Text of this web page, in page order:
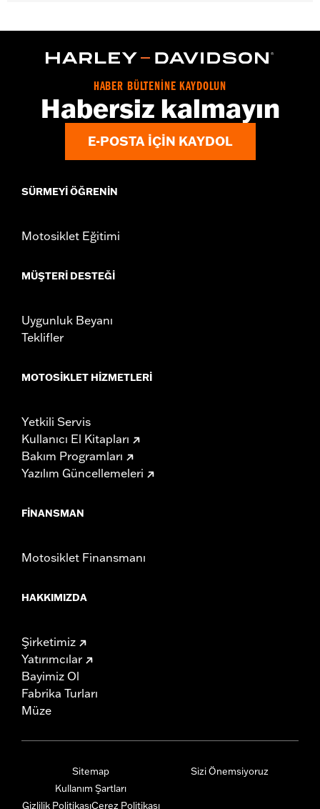
HABER BÜLTENİNE KAYDOLUN
Habersiz kalmayın
E-POSTA IÇIN KAYDOL
SÜRMEYI ÖĞRENIN
Motosiklet Eğitimi
MÜŞTERI DESTEĞI
Uygunluk Beyanı
Teklifler
MOTOSIKLET HIZMETLERI
Yetkili Servis
Kullanıcı El Kitapları
Bakım Programları
Yazılım Güncellemeleri
FINANSMAN
Motosiklet Finansmanı
HAKKIMIZDA
Şirketimiz
Yatırımcılar
Bayimiz Ol
Fabrika Turları
Müze
Sitemap
Kullanım Şartları
Gizlilik PolitikasıÇerez Politikası
Sizi Önemsiyoruz